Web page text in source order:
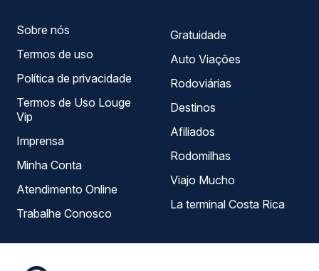
Sobre nós
Termos de uso
Política de privacidade
Termos de Uso Louge
Vip
Imprensa
Minha Conta
Atendimento Online
Trabalhe Conosco
Gratuidade
Auto Viações
Rodoviárias
Destinos
Afiliados
Rodomilhas
Viajo Mucho
La terminal Costa Rica